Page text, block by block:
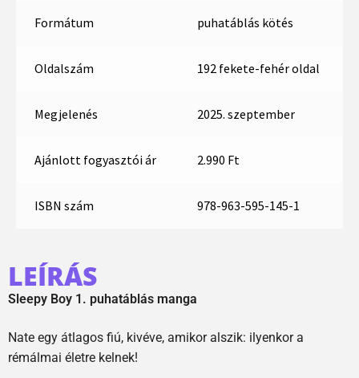
Formátum puhatáblás kötés
Oldalszám 192 fekete-fehér oldal
Megjelenés 2025. szeptember
Ajánlott fogyasztói ár 2.990 Ft
ISBN szám 978-963-595-145-1
LEÍRÁS
Sleepy Boy 1. puhatáblás manga
Nate egy átlagos fiú, kivéve, amikor alszik: ilyenkor a
rémálmai életre kelnek!